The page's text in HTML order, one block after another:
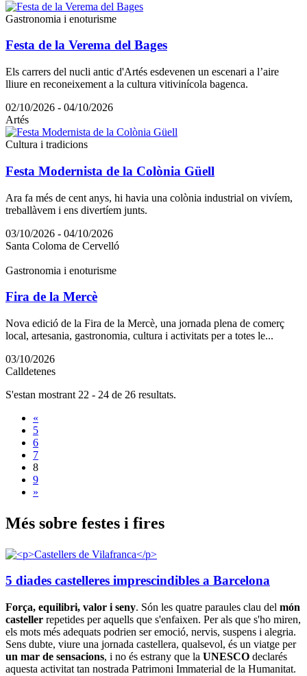
Gastronomia i enoturisme
Festa de la Verema del Bages
Els carrers del nucli antic d'Artés esdevenen un escenari a l’aire
lliure en reconeixement a la cultura vitivinícola bagenca.
02/10/2026 - 04/10/2026
Artés
Cultura i tradicions
Festa Modernista de la Colònia Güell
Ara fa més de cent anys, hi havia una colònia industrial on vivíem,
treballàvem i ens divertíem junts.
03/10/2026 - 04/10/2026
Santa Coloma de Cervelló
Gastronomia i enoturisme
Fira de la Mercè
Nova edició de la Fira de la Mercè, una jornada plena de comerç
local, artesania, gastronomia, cultura i activitats per a totes le...
03/10/2026
Calldetenes
S'estan mostrant 22 - 24 de 26 resultats.
«
5
6
7
8
9
»
Més sobre festes i fires
5 diades castelleres imprescindibles a Barcelona
Força, equilibri, valor i seny. Són les quatre paraules clau del món
casteller repetides per aquells que s'enfaixen. Per als que s'ho miren,
els mots més adequats podrien ser emoció, nervis, suspens i alegria.
Sens dubte, viure una jornada castellera, qualsevol, és un viatge per
un mar de sensacions, i no és estrany que la UNESCO declarés
aquesta activitat tan nostrada Patrimoni Immaterial de la Humanitat.